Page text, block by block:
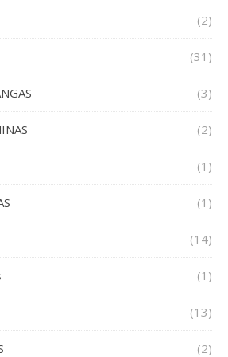
(2)
(31)
(3)
(2)
(1)
(1)
(14)
(1)
(13)
(2)